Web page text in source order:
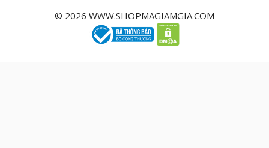
© 2026 WWW.SHOPMAGIAMGIA.COM